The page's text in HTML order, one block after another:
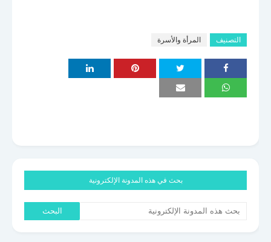
التصنيف المرأة والأسرة
بحث في هذه المدونة الإلكترونية